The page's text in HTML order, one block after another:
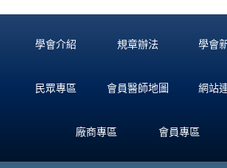
學會介紹 規章辦法 學會
民眾專區 會員醫師地圖 網站
廠商專區 會員專區